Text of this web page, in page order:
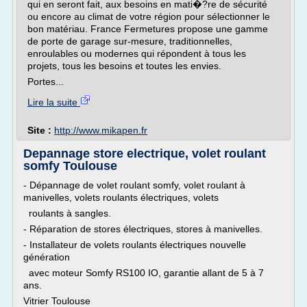
qui en seront fait, aux besoins en mati�?re de sécurité
ou encore au climat de votre région pour sélectionner le
bon matériau. France Fermetures propose une gamme
de porte de garage sur-mesure, traditionnelles,
enroulables ou modernes qui répondent à tous les
projets, tous les besoins et toutes les envies.
Portes...
Lire la suite
Site : http://www.mikapen.fr
Depannage store electrique, volet roulant
somfy Toulouse
- Dépannage de volet roulant somfy, volet roulant à
manivelles, volets roulants électriques, volets
roulants à sangles.
- Réparation de stores électriques, stores à manivelles.
- Installateur de volets roulants électriques nouvelle
génération
avec moteur Somfy RS100 IO, garantie allant de 5 à 7
ans.
Vitrier Toulouse